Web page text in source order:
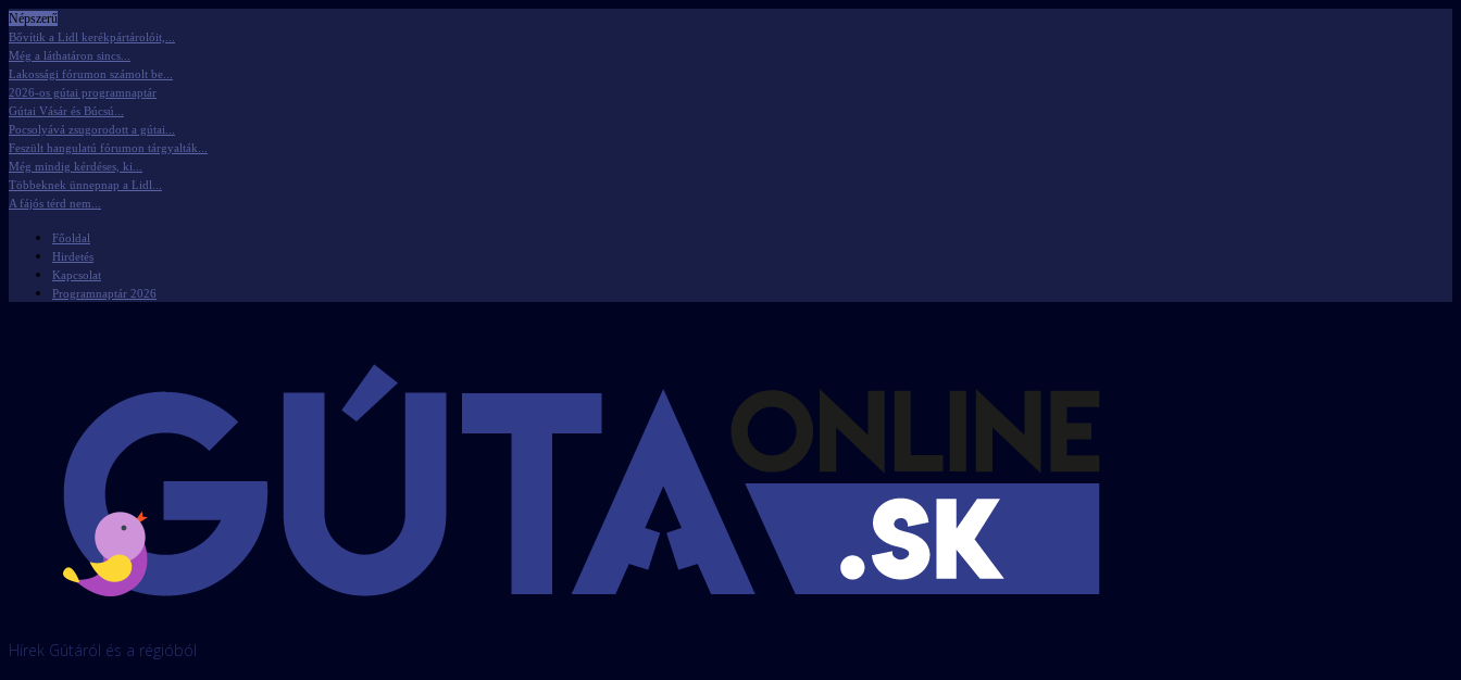
Népszerű
Bővítik a Lidl kerékpártárolóit,...
Még a láthatáron sincs...
Lakossági fórumon számolt be...
2026-os gútai programnaptár
Gútai Vásár és Búcsú...
Pocsolyává zsugorodott a gútai...
Feszült hangulatú fórumon tárgyalták...
Még mindig kérdéses, ki...
Többeknek ünnepnap a Lidl...
A fájós térd nem...
Főoldal
Hirdetés
Kapcsolat
Programnaptár 2026
Hírek Gútáról és a régióból